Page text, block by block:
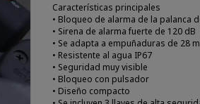
Características principales
• Bloqueo de alarma de la palanca
• Sirena de alarma fuerte de 120 dB
• Se adapta a empuñaduras de 28
• Resistente al agua IP67
• Seguridad muy visible
• Bloqueo con pulsador
• Diseño compacto